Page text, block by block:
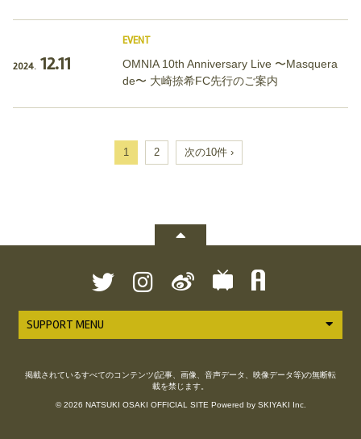
2024. 12.11
EVENT
OMNIA 10th Anniversary Live 〜Masquera
de〜 大崎捺希FC先行のご案内
1 2 次の10件 ›
SUPPORT MENU
掲載されているすべてのコンテンツ(記事、画像、音声データ、映像データ等)の無断転
載を禁じます。
© 2026 NATSUKI OSAKI OFFICIAL SITE Powered by SKIYAKI Inc.